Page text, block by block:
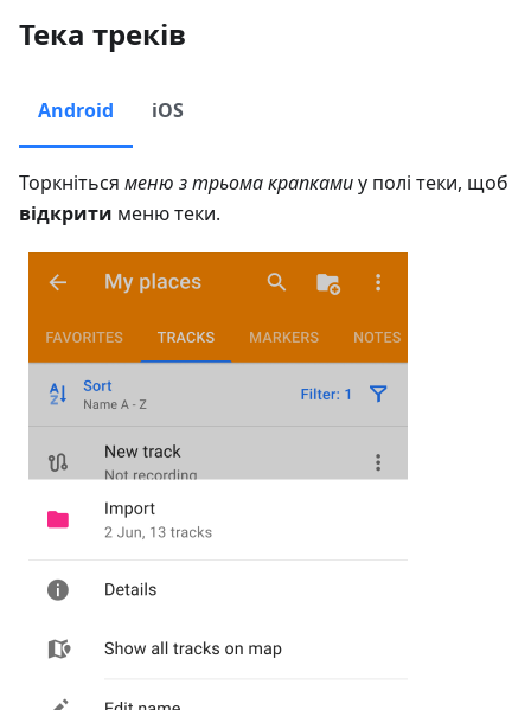
Тека треків
Android iOS
Торкніться меню з трьома крапкамиу полі теки, щоб
відкрити меню теки.